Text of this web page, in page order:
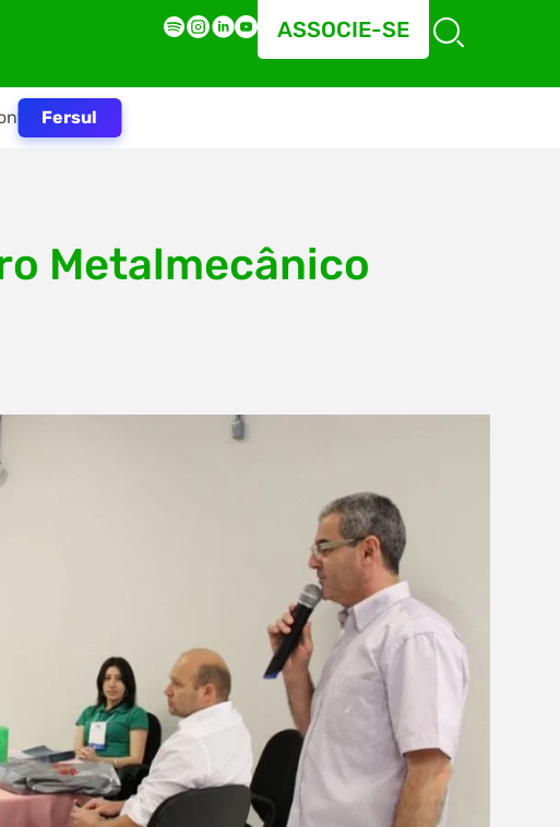
ASSOCIE-SE
Fersul
Metalmecânico